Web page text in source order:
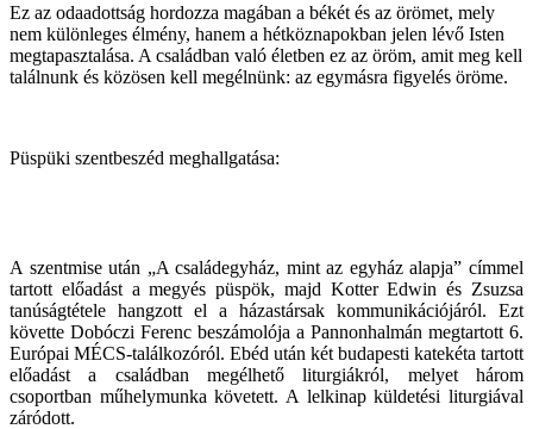
Ez az odaadottság hordozza magában a békét és az örömet, mely
nem különleges élmény, hanem a hétköznapokban jelen lévő Isten
megtapasztalása. A családban való életben ez az öröm, amit meg kell
találnunk és közösen kell megélnünk: az egymásra figyelés öröme.
Püspüki szentbeszéd meghallgatása:
A szentmise után „A családegyház, mint az egyház alapja” címmel
tartott előadást a megyés püspök, majd Kotter Edwin és Zsuzsa
tanúságtétele hangzott el a házastársak kommunikációjáról. Ezt
követte Dobóczi Ferenc beszámolója a Pannonhalmán megtartott 6.
Európai MÉCS-találkozóról. Ebéd után két budapesti katekéta tartott
előadást a családban megélhető liturgiákról, melyet három
csoportban műhelymunka követett. A lelkinap küldetési liturgiával
záródott.